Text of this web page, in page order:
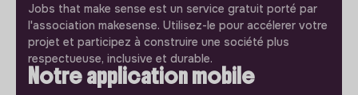
Jobs that make sense est un service gratuit porté par
l'association makesense. Utilisez-le pour accélerer votre
projet et participez à construire une société plus
respectueuse, inclusive et durable.
Notre application mobile